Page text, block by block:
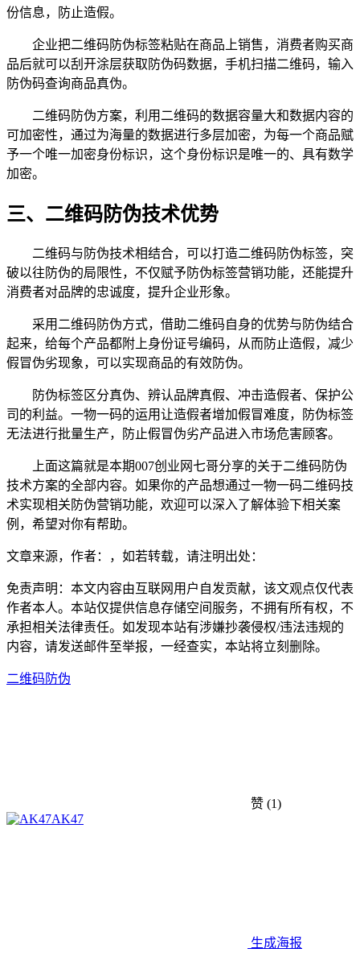
份信息，防止造假。
企业把二维码防伪标签粘贴在商品上销售，消费者购买商
品后就可以刮开涂层获取防伪码数据，手机扫描二维码，输入
防伪码查询商品真伪。
二维码防伪方案，利用二维码的数据容量大和数据内容的
可加密性，通过为海量的数据进行多层加密，为每一个商品赋
予一个唯一加密身份标识，这个身份标识是唯一的、具有数学
加密。
三、二维码防伪技术优势
二维码与防伪技术相结合，可以打造二维码防伪标签，突
破以往防伪的局限性，不仅赋予防伪标签营销功能，还能提升
消费者对品牌的忠诚度，提升企业形象。
采用二维码防伪方式，借助二维码自身的优势与防伪结合
起来，给每个产品都附上身份证号编码，从而防止造假，减少
假冒伪劣现象，可以实现商品的有效防伪。
防伪标签区分真伪、辨认品牌真假、冲击造假者、保护公
司的利益。一物一码的运用让造假者增加假冒难度，防伪标签
无法进行批量生产，防止假冒伪劣产品进入市场危害顾客。
上面这篇就是本期007创业网七哥分享的关于二维码防伪
技术方案的全部内容。如果你的产品想通过一物一码二维码技
术实现相关防伪营销功能，欢迎可以深入了解体验下相关案
例，希望对你有帮助。
文章来源，作者：，如若转载，请注明出处：
免责声明：本文内容由互联网用户自发贡献，该文观点仅代表
作者本人。本站仅提供信息存储空间服务，不拥有所有权，不
承担相关法律责任。如发现本站有涉嫌抄袭侵权/违法违规的
内容，请发送邮件至举报，一经查实，本站将立刻删除。
二维码防伪
赞 (1)
AK47
生成海报